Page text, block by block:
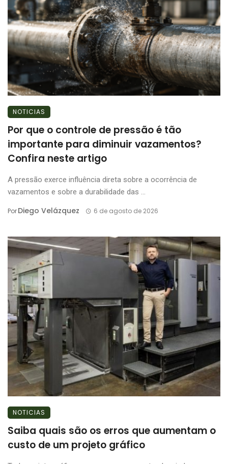
NOTICIAS
Por que o controle de pressão é tão
importante para diminuir vazamentos?
Confira neste artigo
A pressão exerce influência direta sobre a ocorrência de
vazamentos e sobre a durabilidade das ...
PorDiego Velázquez 6 de agosto de 2026
NOTICIAS
Saiba quais são os erros que aumentam o
custo de um projeto gráfico